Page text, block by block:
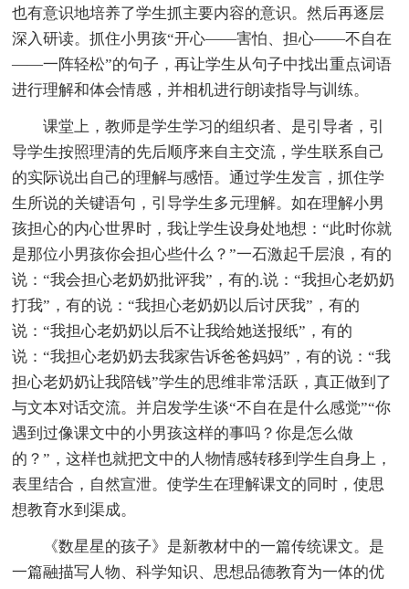
也有意识地培养了学生抓主要内容的意识。然后再逐层
深入研读。抓住小男孩“开心——害怕、担心——不自在
——一阵轻松”的句子，再让学生从句子中找出重点词语
进行理解和体会情感，并相机进行朗读指导与训练。
课堂上，教师是学生学习的组织者、是引导者，引
导学生按照理清的先后顺序来自主交流，学生联系自己
的实际说出自己的理解与感悟。通过学生发言，抓住学
生所说的关键语句，引导学生多元理解。如在理解小男
孩担心的内心世界时，我让学生设身处地想：“此时你就
是那位小男孩你会担心些什么？”一石激起千层浪，有的
说：“我会担心老奶奶批评我”，有的.说：“我担心老奶奶
打我”，有的说：“我担心老奶奶以后讨厌我”，有的
说：“我担心老奶奶以后不让我给她送报纸”，有的
说：“我担心老奶奶去我家告诉爸爸妈妈”，有的说：“我
担心老奶奶让我陪钱”学生的思维非常活跃，真正做到了
与文本对话交流。并启发学生谈“不自在是什么感觉”“你
遇到过像课文中的小男孩这样的事吗？你是怎么做
的？”，这样也就把文中的人物情感转移到学生自身上，
表里结合，自然宣泄。使学生在理解课文的同时，使思
想教育水到渠成。
《数星星的孩子》是新教材中的一篇传统课文。是
一篇融描写人物、科学知识、思想品德教育为一体的优